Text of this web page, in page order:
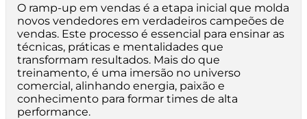
O ramp-up em vendas é a etapa inicial que molda
novos vendedores em verdadeiros campeões de
vendas. Este processo é essencial para ensinar as
técnicas, práticas e mentalidades que
transformam resultados. Mais do que
treinamento, é uma imersão no universo
comercial, alinhando energia, paixão e
conhecimento para formar times de alta
performance.